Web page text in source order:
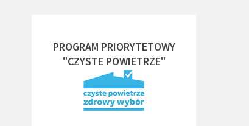
PROGRAM PRIORYTETOWY
"CZYSTE POWIETRZE"